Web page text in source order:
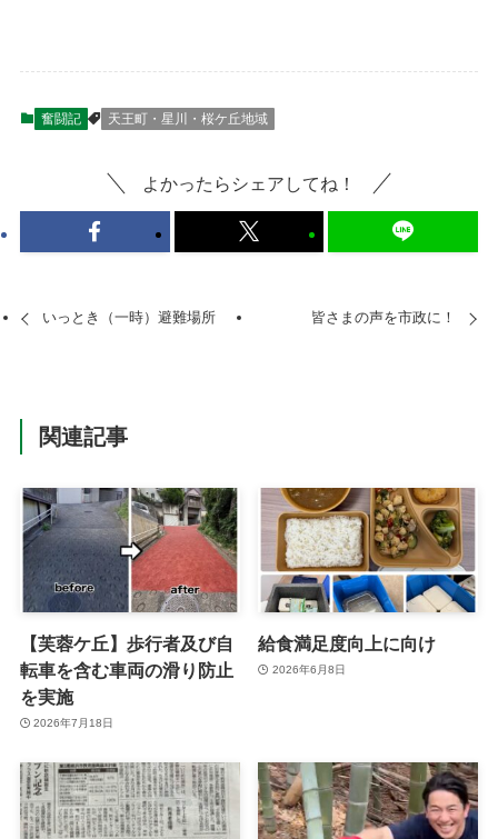
奮闘記 天王町・星川・桜ケ丘地域
よかったらシェアしてね！
いっとき（一時）避難場所 皆さまの声を市政に！
関連記事
【芙蓉ケ丘】歩行者及び自
転車を含む車両の滑り防止
を実施
2026年7月18日
給食満足度向上に向け
2026年6月8日